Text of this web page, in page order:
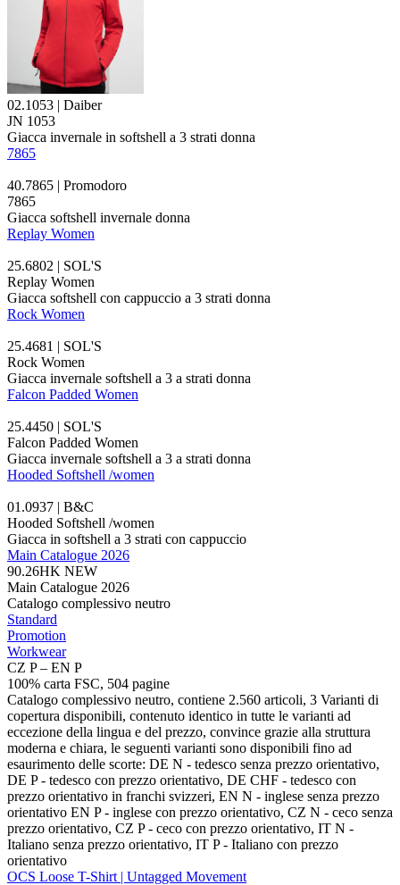
02.1053 | Daiber
JN 1053
Giacca invernale in softshell a 3 strati donna
7865
40.7865 | Promodoro
7865
Giacca softshell invernale donna
Replay Women
25.6802 | SOL'S
Replay Women
Giacca softshell con cappuccio a 3 strati donna
Rock Women
25.4681 | SOL'S
Rock Women
Giacca invernale softshell a 3 a strati donna
Falcon Padded Women
25.4450 | SOL'S
Falcon Padded Women
Giacca invernale softshell a 3 a strati donna
Hooded Softshell /women
01.0937 | B&C
Hooded Softshell /women
Giacca in softshell a 3 strati con cappuccio
Main Catalogue 2026
90.26HK NEW
Main Catalogue 2026
Catalogo complessivo neutro
Standard
Promotion
Workwear
CZ P – EN P
100% carta FSC, 504 pagine
Catalogo complessivo neutro, contiene 2.560 articoli, 3 Varianti di
copertura disponibili, contenuto identico in tutte le varianti ad
eccezione della lingua e del prezzo, convince grazie alla struttura
moderna e chiara, le seguenti varianti sono disponibili fino ad
esaurimento delle scorte: DE N - tedesco senza prezzo orientativo,
DE P - tedesco con prezzo orientativo, DE CHF - tedesco con
prezzo orientativo in franchi svizzeri, EN N - inglese senza prezzo
orientativo EN P - inglese con prezzo orientativo, CZ N - ceco senza
prezzo orientativo, CZ P - ceco con prezzo orientativo, IT N -
Italiano senza prezzo orientativo, IT P - Italiano con prezzo
orientativo
OCS Loose T-Shirt | Untagged Movement